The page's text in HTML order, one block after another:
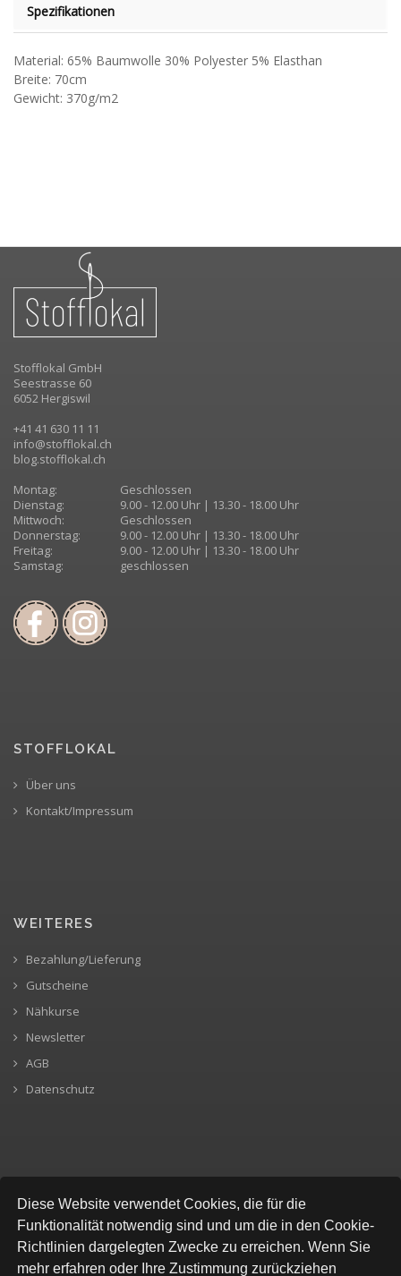
Diese Website verwendet Cookies, die für die
Funktionalität notwendig sind und um die in den Cookie-
Richtlinien dargelegten Zwecke zu erreichen. Wenn Sie
mehr erfahren oder Ihre Zustimmung zurückziehen
Spezifikationen
Material: 65% Baumwolle 30% Polyester 5% Elasthan
Breite: 70cm
Gewicht: 370g/m2
Stofflokal GmbH
Seestrasse 60
6052 Hergiswil
+41 41 630 11 11
info@stofflokal.ch
blog.stofflokal.ch
Montag:
Geschlossen
Dienstag:
9.00 - 12.00 Uhr | 13.30 - 18.00 Uhr
Mittwoch:
Geschlossen
Donnerstag:
9.00 - 12.00 Uhr | 13.30 - 18.00 Uhr
Freitag:
9.00 - 12.00 Uhr | 13.30 - 18.00 Uhr
Samstag:
geschlossen
STOFFLOKAL
Über uns
Kontakt/Impressum
WEITERES
Bezahlung/Lieferung
Gutscheine
Nähkurse
Newsletter
AGB
Datenschutz
SICHERE BEZAHLUNG